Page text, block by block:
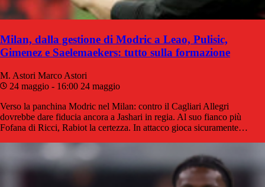
Milan, dalla gestione di Modric a Leao, Pulisic,
Gimenez e Saelemaekers: tutto sulla formazione
M. Astori Marco Astori
24 maggio - 16:00 24 maggio
Verso la panchina Modric nel Milan: contro il Cagliari Allegri
dovrebbe dare fiducia ancora a Jashari in regia. Al suo fianco più
Fofana di Ricci, Rabiot la certezza. In attacco gioca sicuramente…